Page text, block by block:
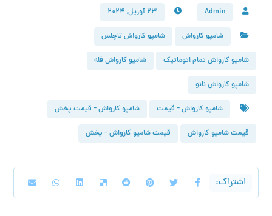
Admin ۲۳ آوریل, ۲۰۲۴
شامپو کارواش شامپو کارواش تاچلس
شامپو کارواش تمام اتوماتیک شامپو کارواش فله
شامپو کارواش نانو
شامپو کارواش + قیمت شامپو کارواش + قیمت پخش
قیمت شامپو کارواش قیمت شامپو کارواش + پخش